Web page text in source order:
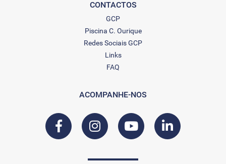
CONTACTOS
GCP
Piscina C. Ourique
Redes Sociais GCP
Links
FAQ
ACOMPANHE-NOS